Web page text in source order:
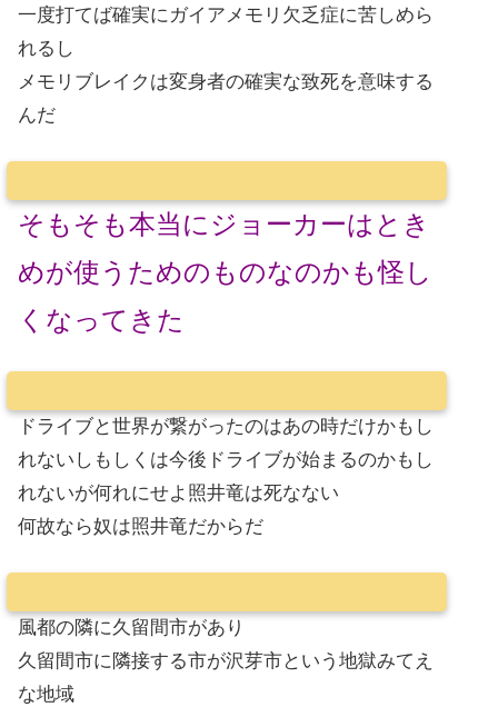
一度打てば確実にガイアメモリ欠乏症に苦しめら
れるし
メモリブレイクは変身者の確実な致死を意味する
んだ
そもそも本当にジョーカーはとき
めが使うためのものなのかも怪し
くなってきた
ドライブと世界が繋がったのはあの時だけかもし
れないしもしくは今後ドライブが始まるのかもし
れないが何れにせよ照井竜は死なない
何故なら奴は照井竜だからだ
風都の隣に久留間市があり
久留間市に隣接する市が沢芽市という地獄みてえ
な地域